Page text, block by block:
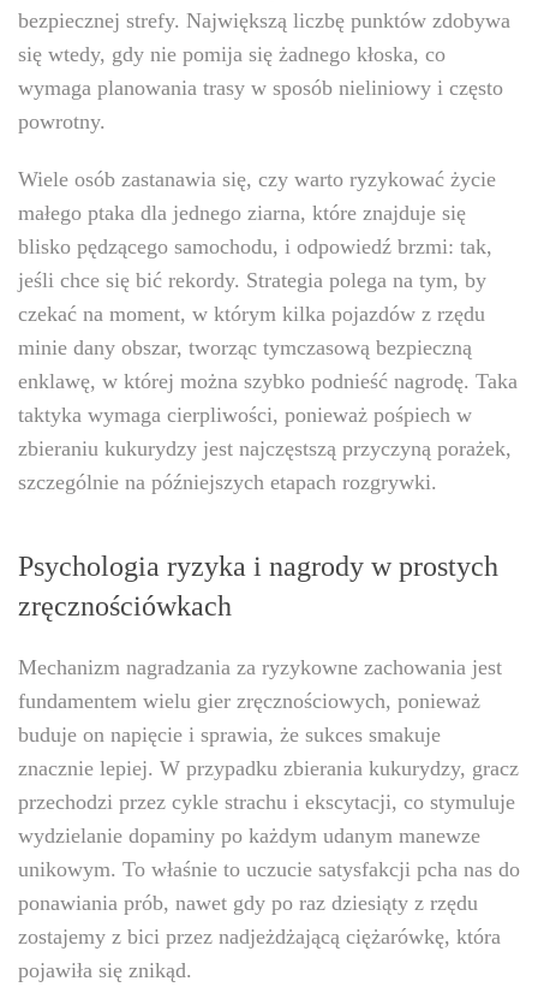
bezpiecznej strefy. Największą liczbę punktów zdobywa
się wtedy, gdy nie pomija się żadnego kłoska, co
wymaga planowania trasy w sposób nieliniowy i często
powrotny.
Wiele osób zastanawia się, czy warto ryzykować życie
małego ptaka dla jednego ziarna, które znajduje się
blisko pędzącego samochodu, i odpowiedź brzmi: tak,
jeśli chce się bić rekordy. Strategia polega na tym, by
czekać na moment, w którym kilka pojazdów z rzędu
minie dany obszar, tworząc tymczasową bezpieczną
enklawę, w której można szybko podnieść nagrodę. Taka
taktyka wymaga cierpliwości, ponieważ pośpiech w
zbieraniu kukurydzy jest najczęstszą przyczyną porażek,
szczególnie na późniejszych etapach rozgrywki.
Psychologia ryzyka i nagrody w prostych
zręcznościówkach
Mechanizm nagradzania za ryzykowne zachowania jest
fundamentem wielu gier zręcznościowych, ponieważ
buduje on napięcie i sprawia, że sukces smakuje
znacznie lepiej. W przypadku zbierania kukurydzy, gracz
przechodzi przez cykle strachu i ekscytacji, co stymuluje
wydzielanie dopaminy po każdym udanym manewze
unikowym. To właśnie to uczucie satysfakcji pcha nas do
ponawiania prób, nawet gdy po raz dziesiąty z rzędu
zostajemy z bici przez nadjeżdżającą ciężarówkę, która
pojawiła się znikąd.